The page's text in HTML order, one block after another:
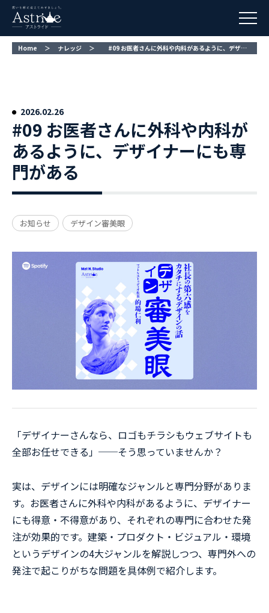
Home ＞ ナレッジ ＞ #09 お医者さんに外科や内科があるように、デザイナーにも専門がある
#09 お医者さんに外科や内科が
あるように、デザイナーにも専
門がある
お知らせ デザイン審美眼
「デザイナーさんなら、ロゴもチラシもウェブサイトも
全部お任せできる」──そう思っていませんか？
実は、デザインには明確なジャンルと専門分野がありま
す。お医者さんに外科や内科があるように、デザイナー
にも得意・不得意があり、それぞれの専門に合わせた発
注が効果的です。建築・プロダクト・ビジュアル・環境
というデザインの4大ジャンルを解説しつつ、専門外への
発注で起こりがちな問題を具体例で紹介します。